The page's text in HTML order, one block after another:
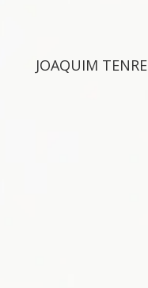
JOAQUIM